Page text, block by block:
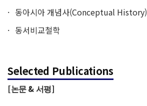
동아시아 개념사(Conceptual History)
동서비교철학
Selected Publications
[논문 & 서평]